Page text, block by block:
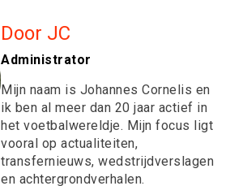
Door JC
Administrator
Mijn naam is Johannes Cornelis en
ik ben al meer dan 20 jaar actief in
het voetbalwereldje. Mijn focus ligt
vooral op actualiteiten,
transfernieuws, wedstrijdverslagen
en achtergrondverhalen.